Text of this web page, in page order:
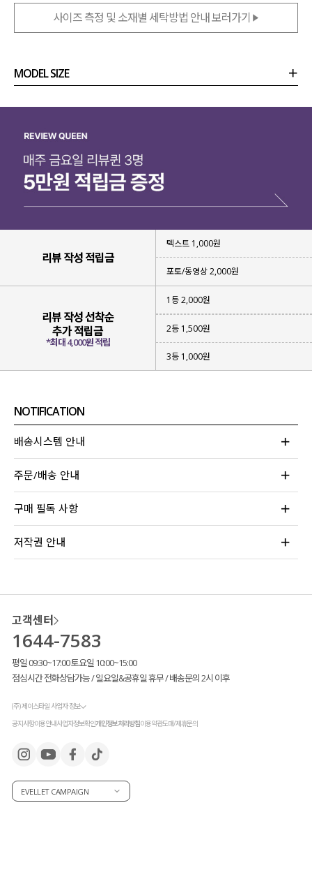
▶ 여리한 무드의 찰랑한 소재
위에 3가지 키워드로 제품 설명이 끝나는
편안함과 스타일을 동시에 만족시키는
데일리 스커트를 제작했어요!
사이즈 측정 및 소재별 세탁방법 안내 보러가기
MODEL SIZE
리뷰 작성 적립금
텍스트 1,000원
포토/동영상 2,000원
리뷰 작성 선착순
추가 적립금
*최대 4,000원 적립
1등 2,000원
2등 1,500원
3등 1,000원
NOTIFICATION
배송시스템 안내
주문/배송 안내
구매 필독 사항
저작권 안내
고객센터
1644-7583
평일 09:30~17:00 토요일 10:00~15:00
점심시간 전화상담가능 / 일요일&공휴일 휴무 / 배송문의 2시 이후
(주) 제이스타일 사업자 정보
공지사항이용안내사업자정보확인개인정보처리방침이용약관도매/제휴문의
EVELLET CAMPAIGN